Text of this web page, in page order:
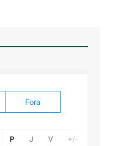
Fora
P J V +/-